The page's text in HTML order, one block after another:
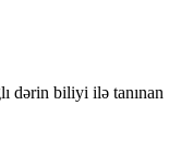
dərin biliyi ilə tanınan